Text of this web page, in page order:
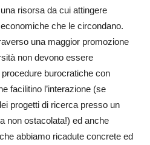
risorsa da cui attingere
che le circondano.
una maggior promozione
non devono essere
burocratiche con
facilitino l’interazione (se
progetti di ricerca presso un
non ostacolata!) ed anche
abbiamo ricadute concrete ed